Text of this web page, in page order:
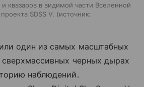
квазаров в видимой части Вселенной
SDSS V.
источник:
один из самых масштабных
черных дырах
наблюдений.